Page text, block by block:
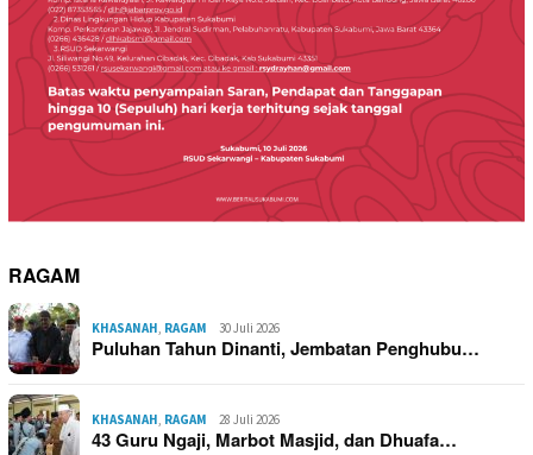
RAGAM
KHASANAH, RAGAM 30 Juli 2026
Puluhan Tahun Dinanti, Jembatan Penghubu…
KHASANAH, RAGAM 28 Juli 2026
43 Guru Ngaji, Marbot Masjid, dan Dhuafa…